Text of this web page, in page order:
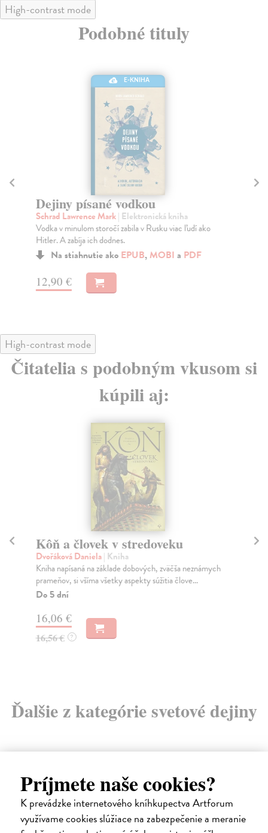
Príjmete naše cookies?
K prevádzke internetového kníhkupectva Artforum
využívame cookies slúžiace na zabezpečenie a meranie
High-contrast mode
Podobné tituly
E-KNIHA
Dejiny písané vodkou
Schrad Lawrence Mark| Elektronická kniha
Vodka v minulom storočí zabila v Rusku viac ľudí ako
Hitler. A zabíja ich dodnes.
Na stiahnutie ako EPUB,MOBI a PDF
12,90 €
High-contrast mode
Čitatelia s podobným vkusom si
kúpili aj:
Kôň a človek v stredoveku
Dvořáková Daniela| Kniha
Kniha napísaná na základe dobových, zväčša neznámych
prameňov, si všíma všetky aspekty súžitia člove...
Do 5 dní
16,06 €
16,56 € ?
Ďalšie z kategórie svetové dejiny
E-KNIHA